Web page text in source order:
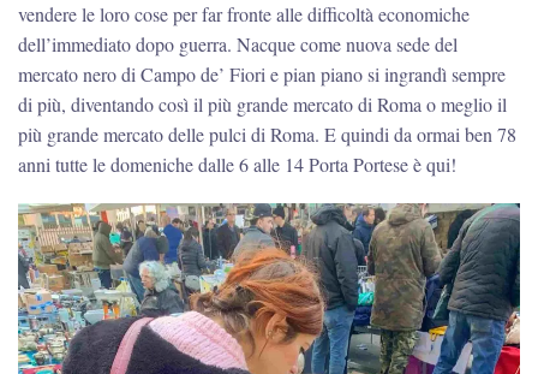
vendere le loro cose per far fronte alle difficoltà economiche
dell’immediato dopo guerra. Nacque come nuova sede del
mercato nero di Campo de’ Fiori e pian piano si ingrandì sempre
di più, diventando così il più grande mercato di Roma o meglio il
più grande mercato delle pulci di Roma. E quindi da ormai ben 78
anni tutte le domeniche dalle 6 alle 14 Porta Portese è qui!